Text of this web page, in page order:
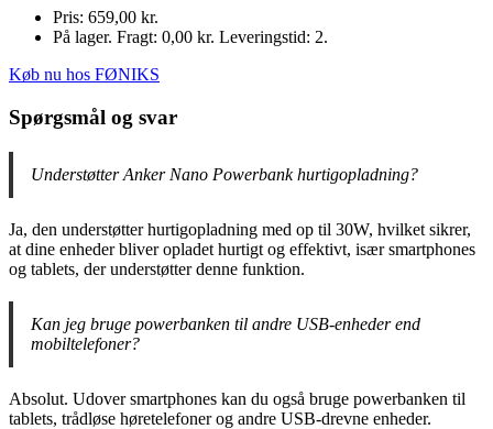
Pris: 659,00 kr.
På lager. Fragt: 0,00 kr. Leveringstid: 2.
Køb nu hos FØNIKS
Spørgsmål og svar
Understøtter Anker Nano Powerbank hurtigopladning?
Ja, den understøtter hurtigopladning med op til 30W, hvilket sikrer,
at dine enheder bliver opladet hurtigt og effektivt, især smartphones
og tablets, der understøtter denne funktion.
Kan jeg bruge powerbanken til andre USB-enheder end
mobiltelefoner?
Absolut. Udover smartphones kan du også bruge powerbanken til
tablets, trådløse høretelefoner og andre USB-drevne enheder.